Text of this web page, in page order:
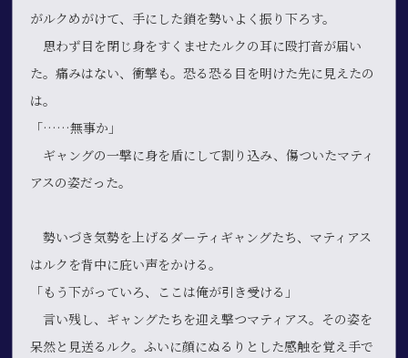
がルクめがけて、手にした鎖を勢いよく振り下ろす。
思わず目を閉じ身をすくませたルクの耳に殴打音が届い
た。痛みはない、衝撃も。恐る恐る目を明けた先に見えたの
は。
「……無事か」
ギャングの一撃に身を盾にして割り込み、傷ついたマティ
アスの姿だった。
勢いづき気勢を上げるダーティギャングたち、マティアス
はルクを背中に庇い声をかける。
「もう下がっていろ、ここは俺が引き受ける」
言い残し、ギャングたちを迎え撃つマティアス。その姿を
呆然と見送るルク。ふいに顔にぬるりとした感触を覚え手で